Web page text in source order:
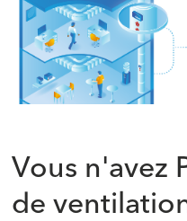
Vous n'avez
de